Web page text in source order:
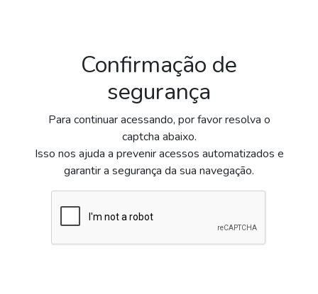
Confirmação de
segurança
Para continuar acessando, por favor resolva o
captcha abaixo.
Isso nos ajuda a prevenir acessos automatizados e
garantir a segurança da sua navegação.